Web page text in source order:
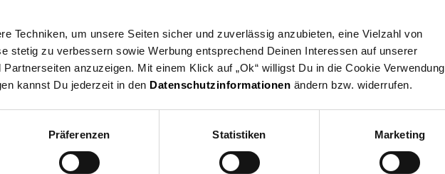
Techniken, um unsere Seiten sicher und zuverlässig anzubieten, eine Vielzahl von
stetig zu verbessern sowie Werbung entsprechend Deinen Interessen auf unserer
anzuzeigen. Mit einem Klick auf „Ok“ willigst Du in die Cookie Verwendung
kannst Du jederzeit in den Datenschutzinformationen ändern bzw. widerrufen.
Präferenzen Statistiken Marketing
diverse Gegenstände unterzubringen
Melaminharzbeschichtung
zudem wasserabweisend